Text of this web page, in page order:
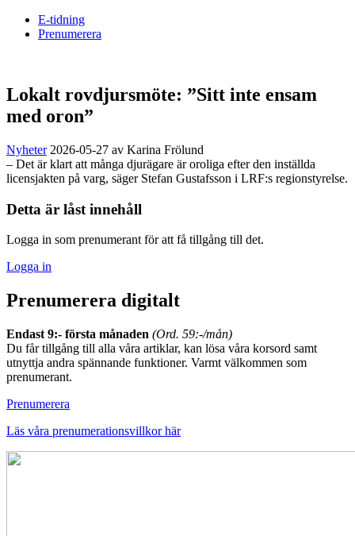
E-tidning
Prenumerera
Lokalt rovdjursmöte: ”Sitt inte ensam
med oron”
Nyheter 2026-05-27 av Karina Frölund
– Det är klart att många djurägare är oroliga efter den inställda
licensjakten på varg, säger Stefan Gustafsson i LRF:s regionstyrelse.
Detta är låst innehåll
Logga in som prenumerant för att få tillgång till det.
Logga in
Prenumerera digitalt
Endast 9:- första månaden (Ord. 59:-/mån)
Du får tillgång till alla våra artiklar, kan lösa våra korsord samt
utnyttja andra spännande funktioner. Varmt välkommen som
prenumerant.
Prenumerera
Läs våra prenumerationsvillkor här